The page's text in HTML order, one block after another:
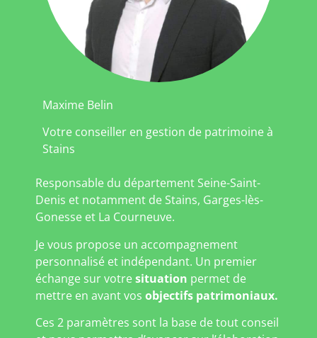
Maxime Belin
Votre conseiller en gestion de patrimoine à
Stains
Responsable du département Seine-Saint-
Denis et notamment de Stains, Garges-lès-
Gonesse et La Courneuve.
Je vous propose un accompagnement
personnalisé et indépendant. Un premier
échange sur votresituation permet de
mettre en avant vos objectifs patrimoniaux.
Ces 2 paramètres sont la base de tout conseil